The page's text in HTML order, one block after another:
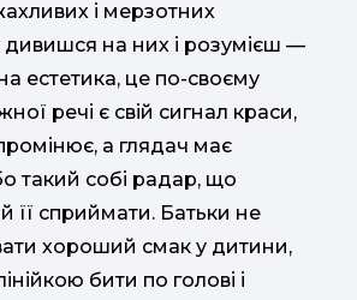
і мерзотних
дивишся на них і розумієш —
естетика, це по-своєму
речі є свій сигнал краси,
а глядач має
такий собі радар, що
її сприймати. Батьки не
хороший смак у дитини,
бити по голові і